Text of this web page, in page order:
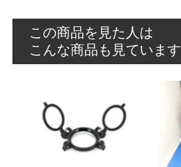
この商品を見た人は
こんな商品も見ています